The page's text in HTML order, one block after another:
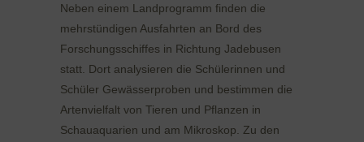
Neben einem Landprogramm finden die
mehrstündigen Ausfahrten an Bord des
Forschungsschiffes in Richtung Jadebusen
statt. Dort analysieren die Schülerinnen und
Schüler Gewässerproben und bestimmen die
Artenvielfalt von Tieren und Pflanzen in
Schauaquarien und am Mikroskop. Zu den